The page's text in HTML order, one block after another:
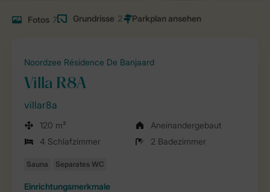
Fotos 7 Grundrisse 2
Noordzee Résidence De Banjaard
Villa R8A
villar8a
120 m²
Aneinandergebaut
4 Schlafzimmer
2 Badezimmer
Einrichtungsmerkmale